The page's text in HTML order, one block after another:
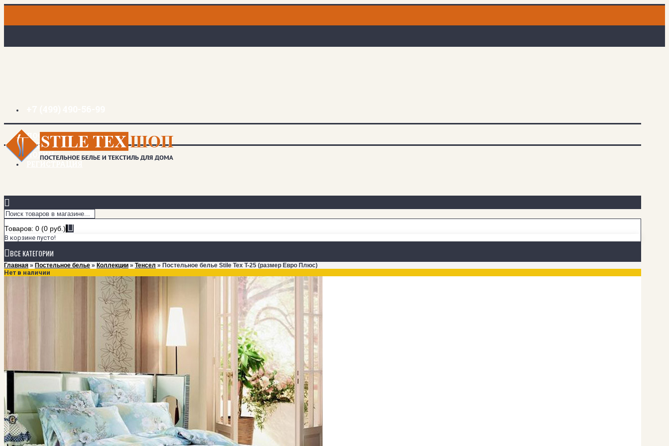
ДОСТАВКА И ОПЛАТА
ЗАКЛАДКИ (0)
ЛОГИН
Товаров: 0 (0 руб.)
В корзине пусто!
ВСЕ КАТЕГОРИИ
ПОСТЕЛЬНОЕ БЕЛЬЕ
Мако-сатин класса Люкс
Мако-сатин однотонный
Тенсел
РАЗМЕРЫ
1,5-спальный
Главная » Постельное белье » Коллекции » Тенсел » Постельное белье Stile Tex T-25 (размер Евро Плюс)
Нет в наличии